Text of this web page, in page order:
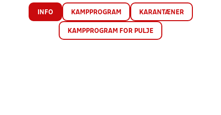
INFO KAMPPROGRAM KARANTÆNER
KAMPPROGRAM FOR PULJE